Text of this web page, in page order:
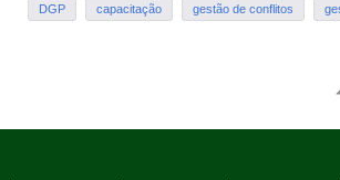
DGP capacitação gestão de conflitos